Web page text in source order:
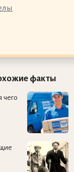
факты
чего